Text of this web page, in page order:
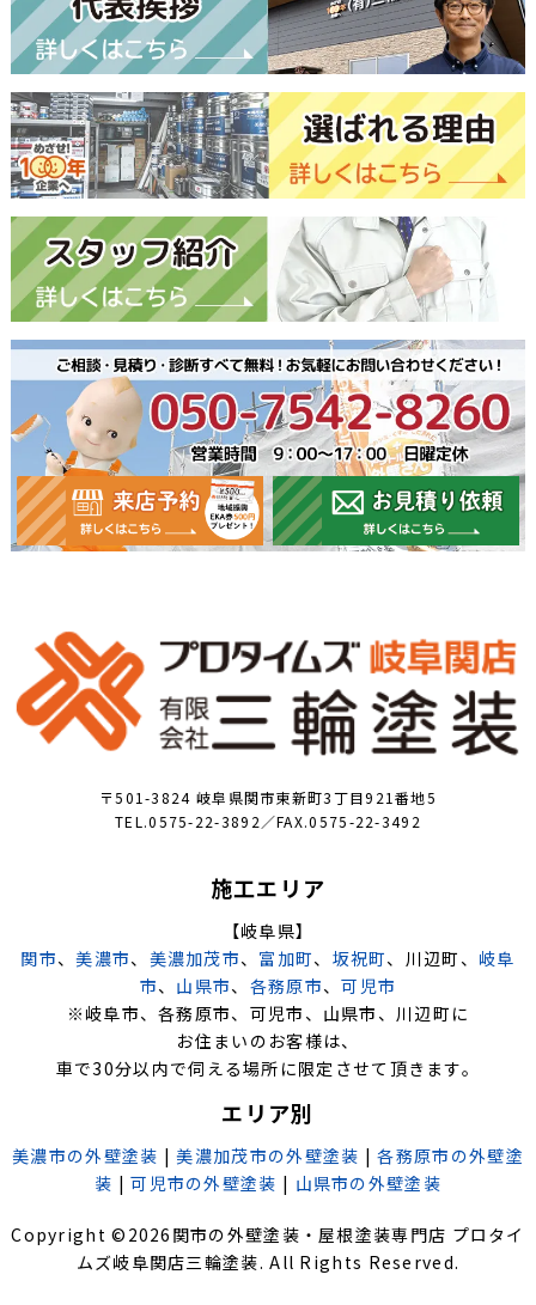
〒501-3824 岐阜県関市東新町3丁目921番地5
TEL.0575-22-3892／FAX.0575-22-3492
施工エリア
【岐阜県】
関市、美濃市、 美濃加茂市、 富加町、 坂祝町、川辺町、 岐阜
市、 山県市、 各務原市、可児市
※岐阜市、各務原市、可児市、山県市、川辺町に
お住まいのお客様は、
車で30分以内で伺える場所に限定させて頂きます。
エリア別
美濃市の外壁塗装 |美濃加茂市の外壁塗装 |各務原市の外壁塗
装 |可児市の外壁塗装 | 山県市の外壁塗装
Copyright © 2026 関市の外壁塗装・屋根塗装専門店 プロタイ
ムズ岐阜関店三輪塗装. All Rights Reserved.